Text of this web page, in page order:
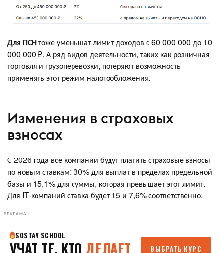
Для ПСНтоже уменьшат лимит доходов с 60 000 000 до 10
000 000 ₽. А ряд видов деятельности, таких как розничная
торговля и грузоперевозки, потеряют возможность
применять этот режим налогообложения.
Изменения в страховых
взносах
С 2026 года все компании будут платить страховые взносы
по новым ставкам: 30% для выплат в пределах предельной
базы и 15,1% для суммы, которая превышает этот лимит.
Для IT-компаний ставка будет 15 и 7,6% соответственно.
РЕКЛАМА